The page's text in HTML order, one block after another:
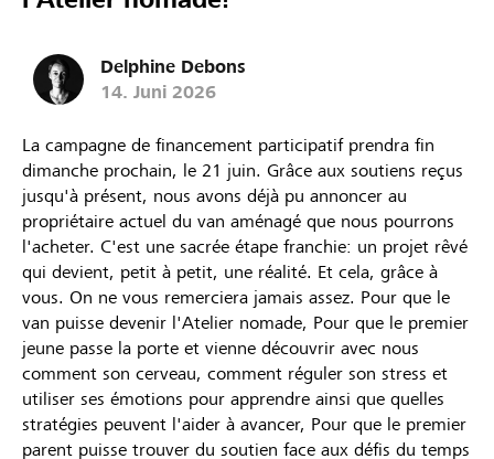
Delphine Debons
14. Juni 2026
La campagne de financement participatif prendra fin
dimanche prochain, le 21 juin. Grâce aux soutiens reçus
jusqu'à présent, nous avons déjà pu annoncer au
propriétaire actuel du van aménagé que nous pourrons
l'acheter. C'est une sacrée étape franchie: un projet rêvé
qui devient, petit à petit, une réalité. Et cela, grâce à
vous. On ne vous remerciera jamais assez. Pour que le
van puisse devenir l'Atelier nomade, Pour que le premier
jeune passe la porte et vienne découvrir avec nous
comment son cerveau, comment réguler son stress et
utiliser ses émotions pour apprendre ainsi que quelles
stratégies peuvent l'aider à avancer, Pour que le premier
parent puisse trouver du soutien face aux défis du temps